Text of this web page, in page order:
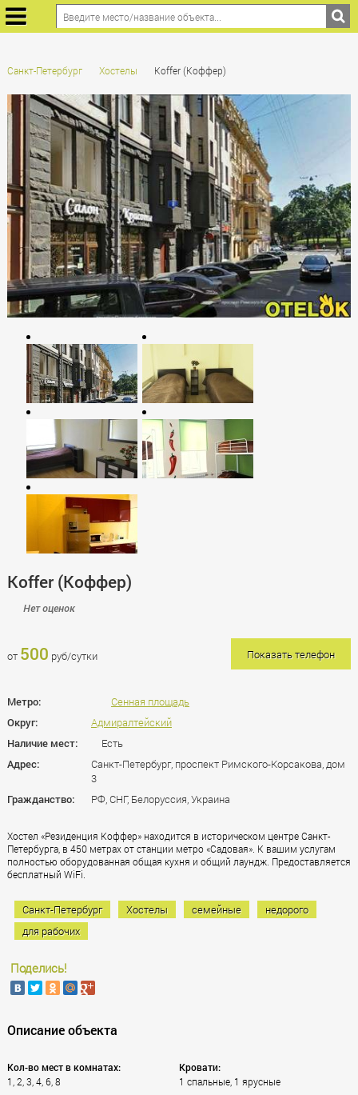
Санкт-Петербург Хостелы Koffer (Коффер)
Koffer (Коффер)
Нет оценок
от 500 руб/сутки Показать телефон
Метро:
Сенная площадь
Округ:
Адмиралтейский
Наличие мест:
Есть
Адрес:
Санкт-Петербург, проспект Римского-Корсакова, дом
3
Гражданство:
РФ, СНГ, Белоруссия, Украина
Хостел «Резиденция Коффер» находится в историческом центре Санкт-
Петербурга, в 450 метрах от станции метро «Садовая». К вашим услугам
полностью оборудованная общая кухня и общий лаундж. Предоставляется
бесплатный WiFi.
Санкт-Петербург Хостелы семейные
недорого
для рабочих
Поделись!
Описание объекта
Кол-во мест в комнатах:
1, 2, 3, 4, 6, 8
Кровати:
1 спальные, 1 ярусные